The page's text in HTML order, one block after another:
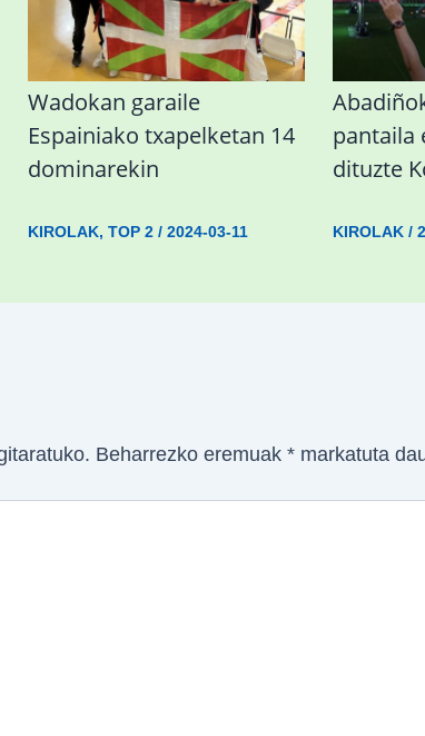
Wadokan garaile
Espainiako txapelketan 14
dominarekin
KIROLAK,TOP 2 /2024-03-11
pantaila
dituzte
KIROLAK /
Beharrezko eremuak *markatuta